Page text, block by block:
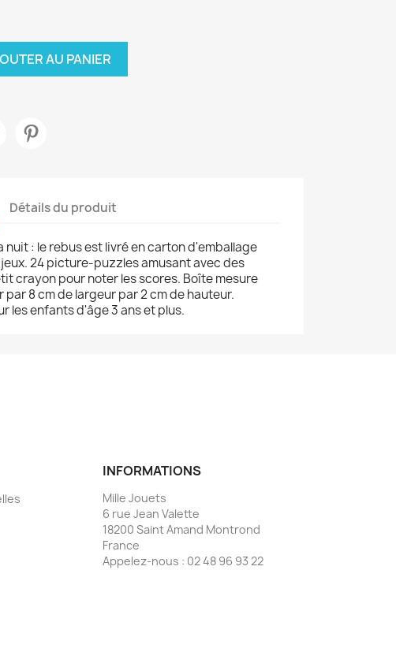
AU PANIER
Détails du produit
nuit : le rebus est livré en carton d'emballage
24 picture-puzzles amusant avec des
crayon pour noter les scores. Boîte mesure
par 8 cm de largeur par 2 cm de hauteur.
les enfants d'âge 3 ans et plus.
INFORMATIONS
Mille Jouets
6 rue Jean Valette
18200 Saint Amand Montrond
France
Appelez-nous : 02 48 96 93 22